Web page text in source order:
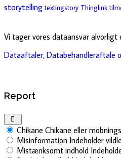
storytelling textingstory Thinglink
Vi tager vores dataansvar
Dataaftaler, Databehandleraftale
Report
Chikane Chikane eller
Misinformation Indeholder
Mistænksomt indhold